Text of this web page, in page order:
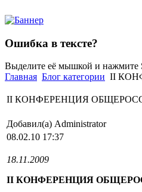
Ошибка в тексте?
Выделите её мышкой и нажмите
Главная Блог категории II
II КОНФЕРЕНЦИЯ
Добавил(а) Administrator
08.02.10 17:37
18.11.2009
II КОНФЕРЕНЦИЯ